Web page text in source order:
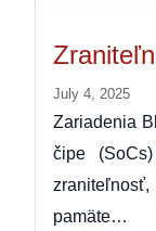
July 4, 2025
Zariadenia
čipe
pamäte…